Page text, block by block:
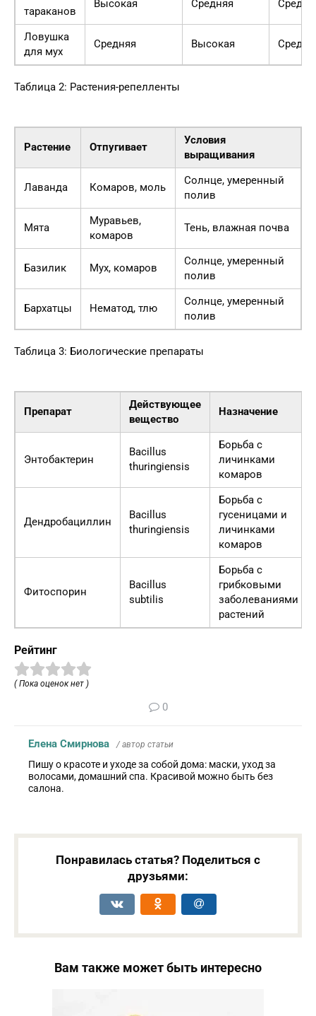
тараканов
Высокая Средняя
Ловушка
для мух
Средняя Высокая
Таблица 2: Растения-репелленты
Растение Отпугивает
Условия
выращивания
Лаванда Комаров, моль
Солнце, умеренный
полив
Мята
Муравьев,
комаров
Тень, влажная почва
Базилик Мух, комаров
Солнце, умеренный
полив
Бархатцы Нематод, тлю
Солнце, умеренный
полив
Таблица 3: Биологические препараты
Препарат
Действующее
вещество
Назначение
Энтобактерин
Bacillus
thuringiensis
Борьба с
личинками
комаров
Дендробациллин
Bacillus
thuringiensis
Борьба с
гусеницами и
личинками
комаров
Фитоспорин
Bacillus
subtilis
Борьба с
грибковыми
заболеваниями
растений
Рейтинг
( Пока оценок нет )
0
Елена Смирнова / автор статьи
Пишу о красоте и уходе за собой дома: маски, уход за
волосами, домашний спа. Красивой можно быть без
салона.
Понравилась статья? Поделиться с
друзьями:
Вам также может быть интересно